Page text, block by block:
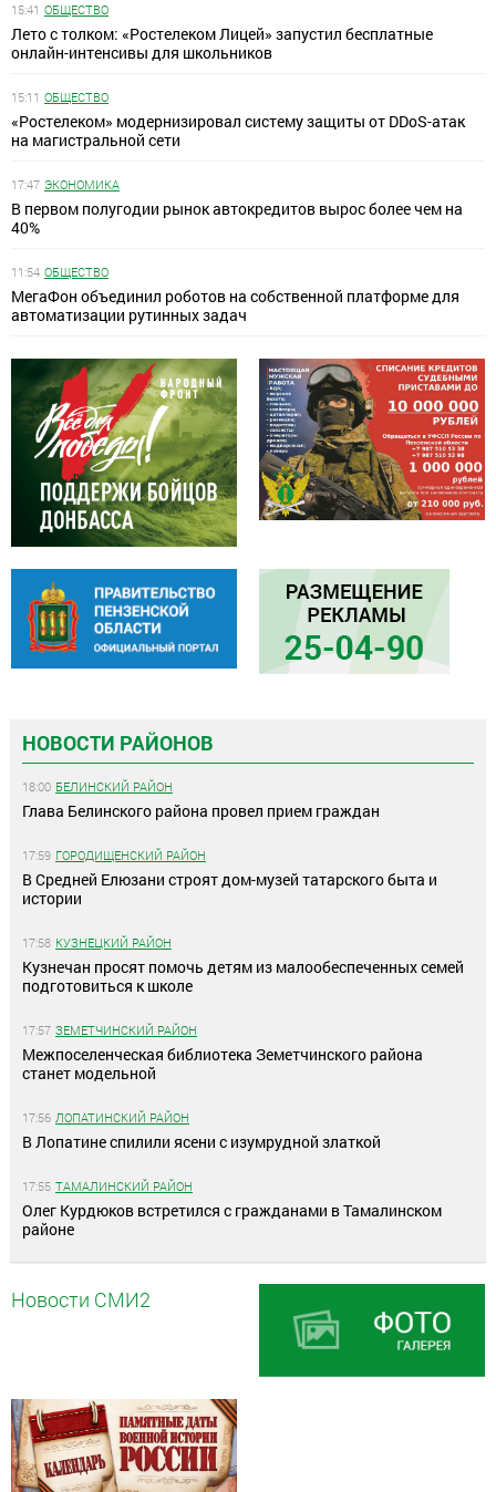
15:41 ОБЩЕСТВО
Лето с толком: «Ростелеком Лицей» запустил бесплатные
онлайн-интенсивы для школьников
15:11 ОБЩЕСТВО
«Ростелеком» модернизировал систему защиты от DDoS-атак
на магистральной сети
17:47 ЭКОНОМИКА
В первом полугодии рынок автокредитов вырос более чем на
40%
11:54 ОБЩЕСТВО
МегаФон объединил роботов на собственной платформе для
автоматизации рутинных задач
НОВОСТИ РАЙОНОВ
18:00 БЕЛИНСКИЙ РАЙОН
Глава Белинского района провел прием граждан
17:59 ГОРОДИЩЕНСКИЙ РАЙОН
В Средней Елюзани строят дом-музей татарского быта и
истории
17:58 КУЗНЕЦКИЙ РАЙОН
Кузнечан просят помочь детям из малообеспеченных семей
подготовиться к школе
17:57 ЗЕМЕТЧИНСКИЙ РАЙОН
Межпоселенческая библиотека Земетчинского района
станет модельной
17:56 ЛОПАТИНСКИЙ РАЙОН
В Лопатине спилили ясени с изумрудной златкой
17:55 ТАМАЛИНСКИЙ РАЙОН
Олег Курдюков встретился с гражданами в Тамалинском
районе
Новости СМИ2